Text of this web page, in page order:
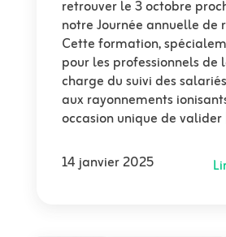
retrouver le 3 octobre
notre Journée annuelle de
Cette formation,
pour les professionnels de
charge du suivi des
aux rayonnements
occasion unique de
14 janvier 2025